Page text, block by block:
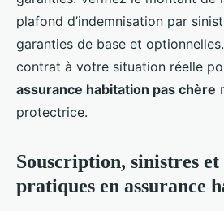
plafond d’indemnisation par
garanties de base et
contrat à votre situation réelle
assurance habitation pas chère
protectrice.
Souscription, sinistres et
pratiques en assurance